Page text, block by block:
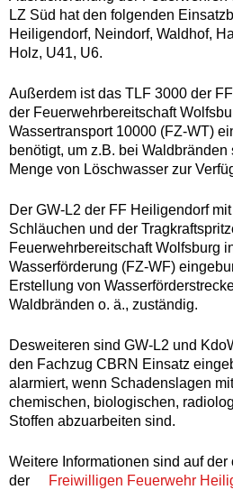
LZ Süd hat den folgenden
Heiligendorf, Neindorf, Waldhof,
Holz, U41, U6.
Außerdem ist das TLF 3000 der
der Feuerwehrbereitschaft
Wassertransport 10000 (FZ-WT)
benötigt, um z.B. bei
Menge von Löschwasser zur
Der GW-L2 der FF Heiligendorf
Schläuchen und der
Feuerwehrbereitschaft Wolfsburg
Wasserförderung (FZ-WF)
Erstellung von
Waldbränden o. ä., zuständig.
Desweiteren sind GW-L2 und
den Fachzug CBRN Einsatz
alarmiert, wenn Schadenslagen
chemischen, biologischen,
Stoffen abzuarbeiten sind.
Weitere Informationen sind auf
der
Freiwilligen Feuerwehr